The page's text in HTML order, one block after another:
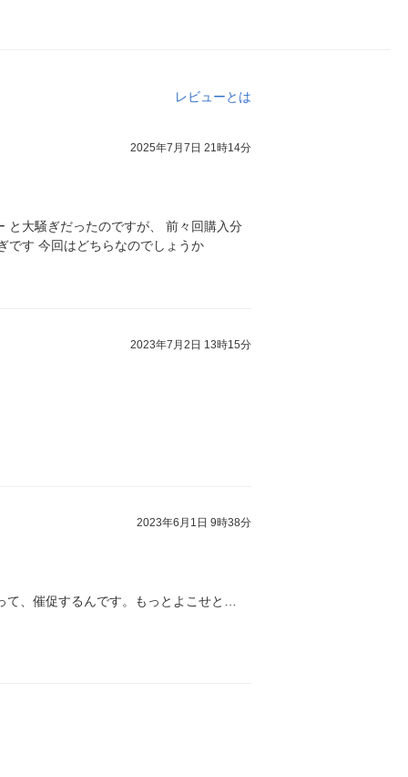
レビューとは
2025年7月7日 21時14分
と大騒ぎだったのですが、 前々回購入分
です 今回はどちらなのでしょうか
2023年7月2日 13時15分
2023年6月1日 9時38分
、催促するんです。もっとよこせと…